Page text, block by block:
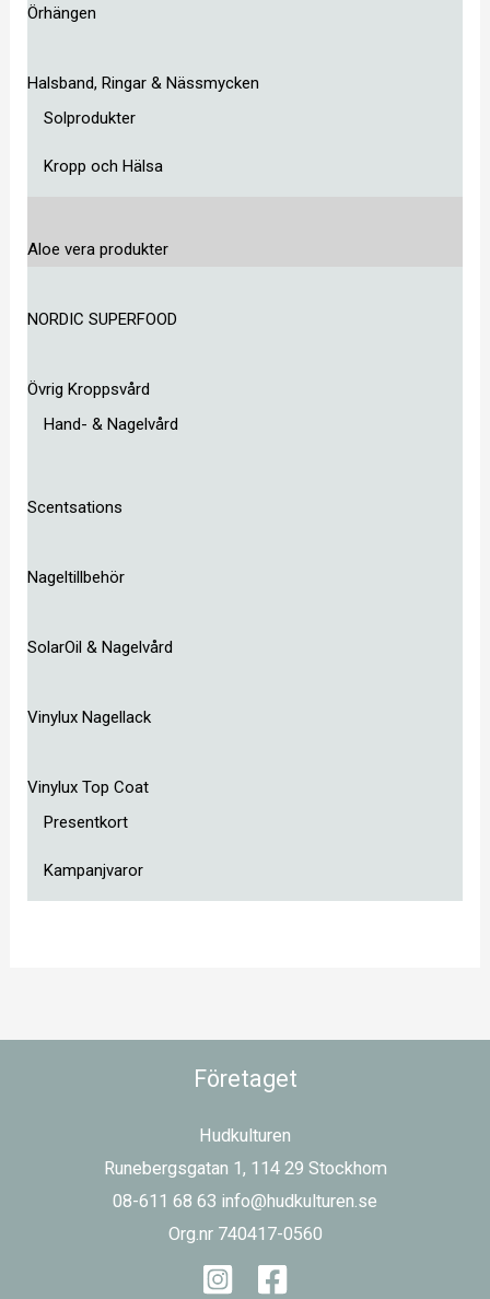
Örhängen
Halsband, Ringar & Nässmycken
Solprodukter
Kropp och Hälsa
Aloe vera produkter
NORDIC SUPERFOOD
Övrig Kroppsvård
Hand- & Nagelvård
Scentsations
Nageltillbehör
SolarOil & Nagelvård
Vinylux Nagellack
Vinylux Top Coat
Presentkort
Kampanjvaror
Företaget
Hudkulturen
Runebergsgatan 1, 114 29 Stockhom
08-611 68 63 info@hudkulturen.se
Org.nr 740417-0560